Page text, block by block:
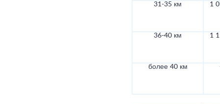
31-35 км 1
36-40 км 1
более 40 км